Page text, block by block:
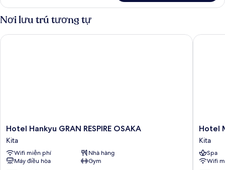
Phòng
2
giường
đơn
Executive,
Nơi lưu trú tương tự
Hotel
Hankyu
GRAN
RESPIRE
OSAKA
Hotel Hankyu GRAN RESPIRE OSAKA
Kita
Wifi miễn phí
Nhà hàng
Máy điều hòa
Gym
Hotel Hankyu GRAN RESPIRE OSAKA
Hotel
Le
Frere
Osaka
Hotel
Kita
Spa
Wifi
Hotel